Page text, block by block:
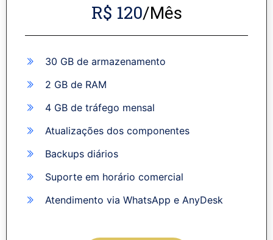
R$ 120/Mês
30 GB de armazenamento
2 GB de RAM
4 GB de tráfego mensal
Atualizações dos componentes
Backups diários
Suporte em horário comercial
Atendimento via WhatsApp e AnyDesk